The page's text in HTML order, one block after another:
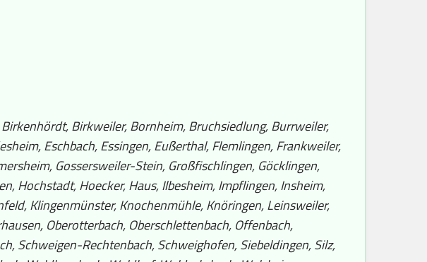
Birkweiler, Bornheim, Bruchsiedlung, Burrweiler,
Eschbach, Essingen, Eußerthal, Flemlingen, Frankweiler,
Gossersweiler-Stein, Großfischlingen, Göcklingen,
Hochstadt, Hoecker, Haus, Ilbesheim, Impflingen, Insheim,
Klingenmünster, Knochenmühle, Knöringen, Leinsweiler,
Oberotterbach, Oberschlettenbach, Offenbach,
Schweigen-Rechtenbach, Schweighofen, Siebeldingen, Silz,